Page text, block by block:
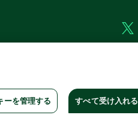
RESERVED.
ーを管理する すべて受け入れる